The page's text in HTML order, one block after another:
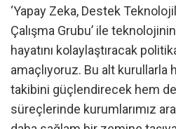
‘Yapay Zeka, Destek
Çalışma Grubu’ ile
hayatını kolaylaştıracak
amaçlıyoruz. Bu alt kurullarla
takibini güçlendirecek hem
süreçlerinde kurumlarımız